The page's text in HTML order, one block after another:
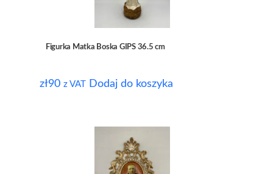
Figurka Matka Boska GIPS 36.5 cm
zł90 z VAT Dodaj do koszyka